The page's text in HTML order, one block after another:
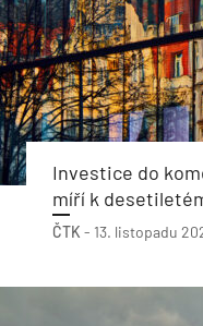
Investice do
míří k
ČTK - 13. listopadu